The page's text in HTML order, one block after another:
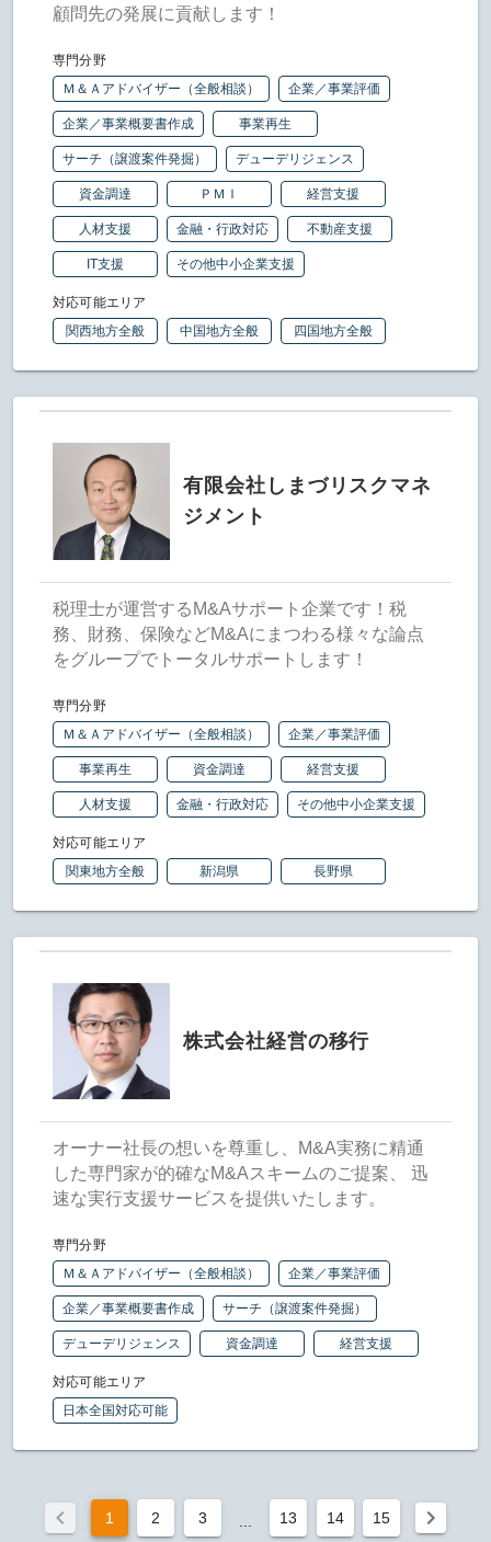
顧問先の発展に貢献します！
専門分野
Ｍ＆Ａアドバイザー（全般相談）
企業／事業評価
企業／事業概要書作成 事業再生
サーチ（譲渡案件発掘） デューデリジェンス
資金調達 ＰＭＩ 経営支援
人材支援 金融・行政対応 不動産支援
IT支援 その他中小企業支援
対応可能エリア
関西地方全般
中国地方全般 四国地方全般
有限会社しまづリスクマネ
ジメント
税理士が運営するM&Aサポート企業です！税
務、財務、保険などM&Aにまつわる様々な論点
をグループでトータルサポートします！
専門分野
Ｍ＆Ａアドバイザー（全般相談）
企業／事業評価
事業再生 資金調達 経営支援
人材支援 金融・行政対応 その他中小企業支援
対応可能エリア
関東地方全般
新潟県 長野県
株式会社経営の移行
オーナー社長の想いを尊重し、M&A実務に精通
した専門家が的確なM&Aスキームのご提案、 迅
速な実行支援サービスを提供いたします。
専門分野
Ｍ＆Ａアドバイザー（全般相談）
企業／事業評価
企業／事業概要書作成 サーチ（譲渡案件発掘）
デューデリジェンス 資金調達 経営支援
対応可能エリア
日本全国対応可能
1 2 3 13 14 15